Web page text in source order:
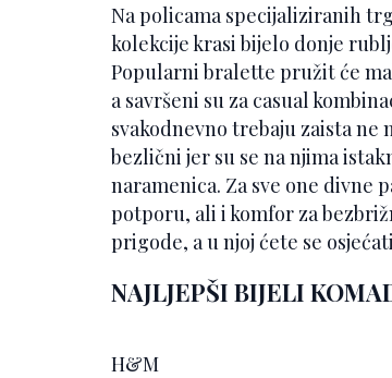
Na policama specijaliziranih
kolekcije krasi bijelo donje
Popularni bralette pružit će
a savršeni su za casual
svakodnevno trebaju zaista ne
bezlični jer su se na njima
naramenica. Za sve one
potporu, ali i komfor za
prigode, a u njoj ćete se
NAJLJEPŠI BIJELI
H&M